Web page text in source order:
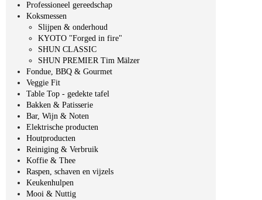
Professioneel gereedschap
Koksmessen
Slijpen & onderhoud
KYOTO "Forged in fire"
SHUN CLASSIC
SHUN PREMIER Tim Mälzer
Fondue, BBQ & Gourmet
Veggie Fit
Table Top - gedekte tafel
Bakken & Patisserie
Bar, Wijn & Noten
Elektrische producten
Houtproducten
Reiniging & Verbruik
Koffie & Thee
Raspen, schaven en vijzels
Keukenhulpen
Mooi & Nuttig